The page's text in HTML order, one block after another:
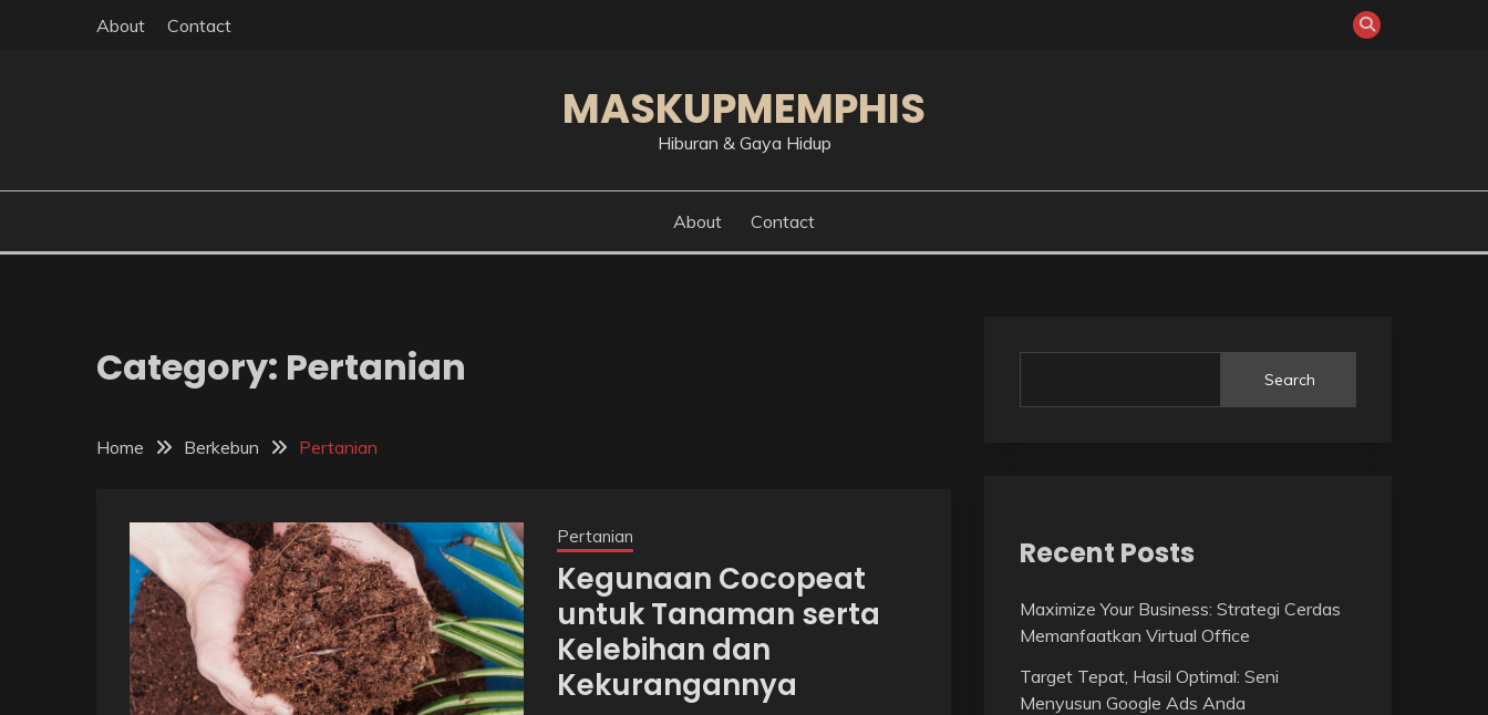
About Contact
MASKUPMEMPHIS
Hiburan & Gaya Hidup
About Contact
Category: Pertanian
Home Berkebun Pertanian
Pertanian
Kegunaan Cocopeat
untuk Tanaman serta
Kelebihan dan
Kekurangannya
Search
Recent Posts
Maximize Your Business: Strategi Cerdas
Memanfaatkan Virtual Office
Target Tepat, Hasil Optimal: Seni
Menyusun Google Ads Anda